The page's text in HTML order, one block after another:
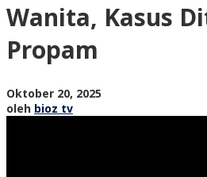
Wanita, Kasus
Propam
Oktober 20, 2025
oleh bioz tv